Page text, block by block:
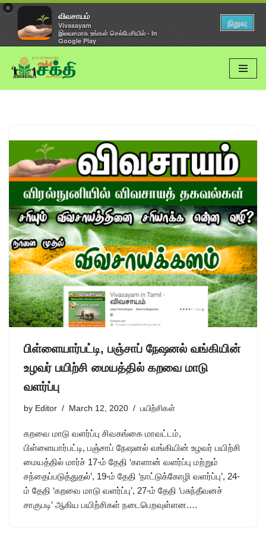
×
விவசாயம்
Vivasayam
இலவசமாக உங்கள் செல்பேசியில் - In
Google Play
நிறுவு
Skip
to
பிள்ளையார்பட்டி, பஞ்சாப் நேஷனல் வங்கியின்
உழவர் பயிற்சி மையத்தில் கறவை மாடு
வளர்ப்பு
by Editor March 12, 2020 பயிற்சிகள்
கறவை மாடு வளர்ப்பு சிவகங்கை மாவட்டம்,
பிள்ளையார்பட்டி, பஞ்சாப் நேஷனல் வங்கியின் உழவர் பயிற்சி
மையத்தில் மார்ச் 17-ம் தேதி ‘காளான் வளர்ப்பு மற்றும்
சந்தைப்படுத்துதல்’, 19-ம் தேதி ‘நாட்டுக்கோழி வளர்ப்பு’, 24-
ம் தேதி ‘கறவை மாடு வளர்ப்பு’, 27-ம் தேதி ‘பசுந்தீவனச்
சாகுபடி’ ஆகிய பயிற்சிகள் நடைபெறவுள்ளன.…